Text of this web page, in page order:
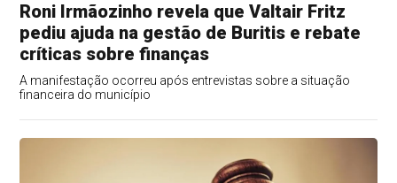
Roni Irmãozinho revela que Valtair Fritz
pediu ajuda na gestão de Buritis e rebate
críticas sobre finanças
A manifestação ocorreu após entrevistas sobre a situação
financeira do município